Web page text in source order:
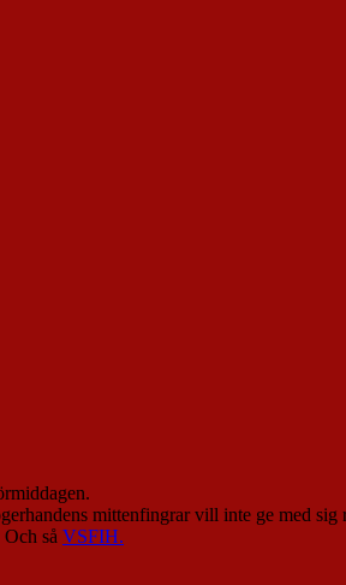
mittenfingrar vill inte ge med sig
så VSFIH.